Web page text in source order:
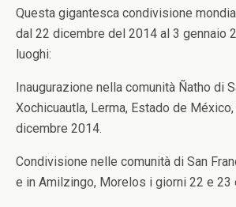
Questa gigantesca condivisione
dal 22 dicembre del 2014 al 3 gennaio
luoghi:
Inaugurazione nella comunità Ñatho di
Xochicuautla, Lerma, Estado de
dicembre 2014.
Condivisione nelle comunità di San
e in Amilzingo, Morelos i giorni 22 e 23